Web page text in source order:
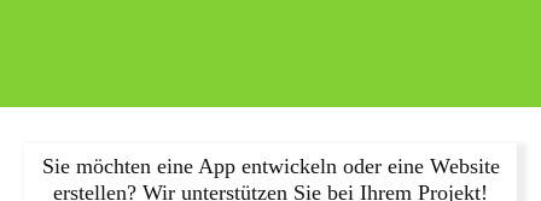
Sie möchten eine App entwickeln oder eine Website
erstellen? Wir unterstützen Sie bei Ihrem Projekt!